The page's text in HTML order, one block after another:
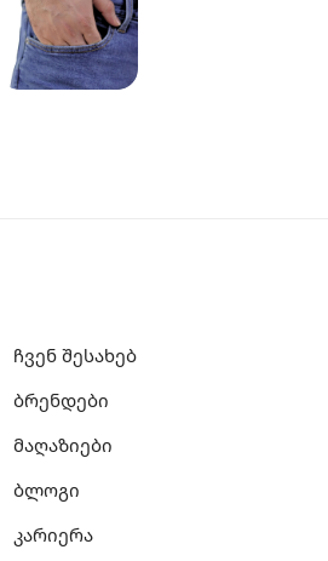
ჩვენ შესახებ
ბრენდები
მაღაზიები
ბლოგი
კარიერა